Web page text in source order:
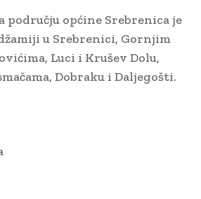
području općine Srebrenica je
u Srebrenici, Gornjim
Luci i Krušev Dolu,
Dobraku i Daljegošti.